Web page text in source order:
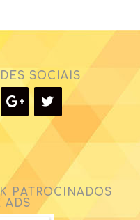
SOCIAIS
PATROCINADOS
ADS